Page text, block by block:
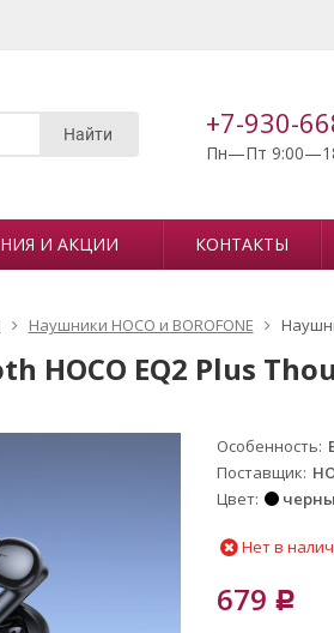
Найти +7-930-
Пн—Пт
И АКЦИИ КОНТАКТЫ
Наушники HOCO и BOROFONE
HOCO EQ2 Plus
Особенность
Поставщик
Цвет
Нет в
679 Р